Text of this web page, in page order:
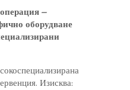
–
оборудване
Изисква: